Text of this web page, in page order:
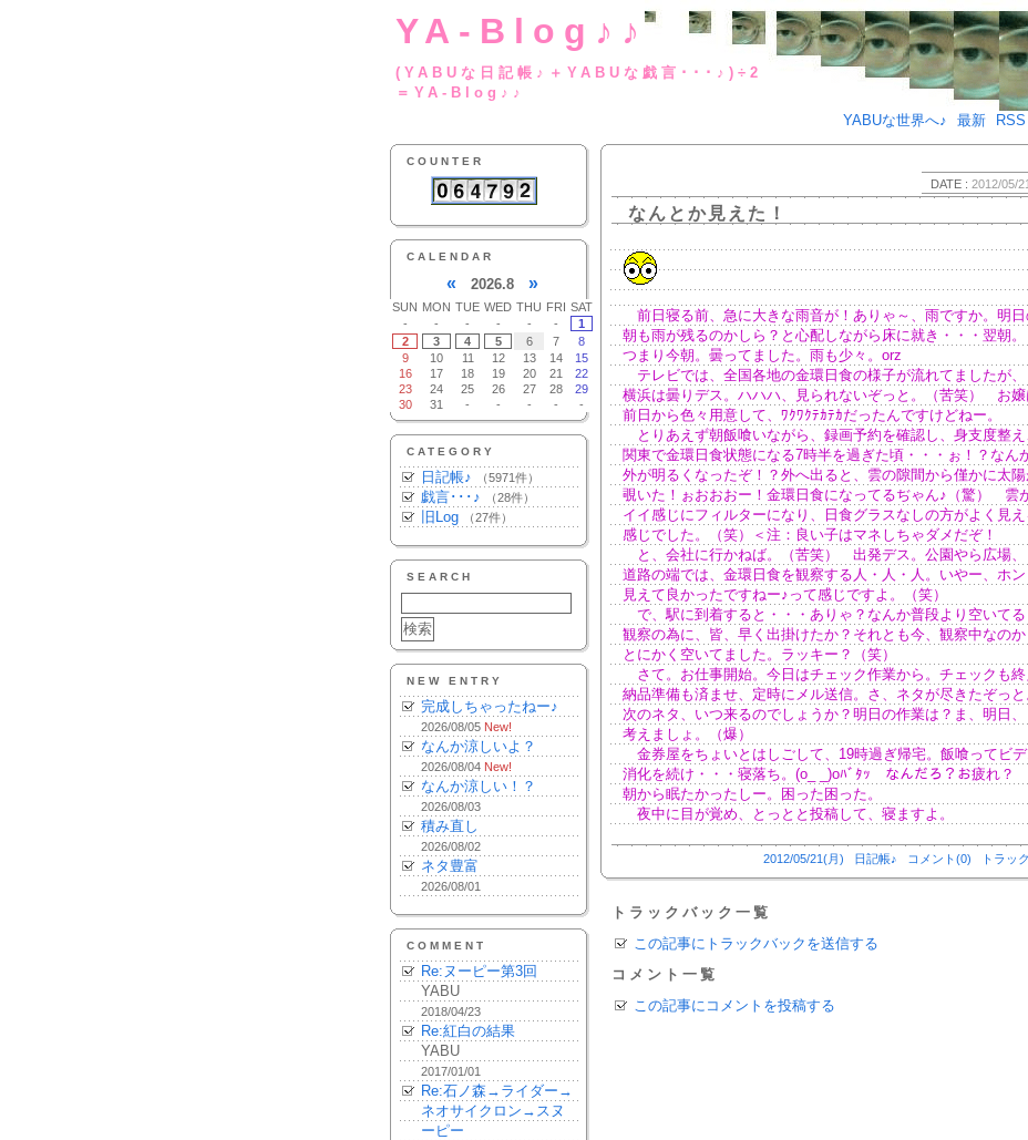
YA-Blog♪♪
(YABUな日記帳♪＋YABUな戯言･･･
＝YA-Blog♪♪
YABUな世界へ♪
最新 RSS
COUNTER
CALENDAR
« 2026.8 »
SUN MON TUE WED THU FRI SAT
-
- - - - -
1
2
3 4 5 6 7
8
9
10 11 12 13 14
15
16
17 18 19 20 21
22
23
24 25 26 27 28
29
30
31 - - - - -
CATEGORY
日記帳♪ （5971件）
戯言･･･♪ （28件）
旧Log （27件）
SEARCH
NEW ENTRY
完成しちゃったねー♪
2026/08/05 New!
なんか涼しいよ？
2026/08/04 New!
なんか涼しい！？
2026/08/03
積み直し
2026/08/02
ネタ豊富
2026/08/01
COMMENT
Re:ヌーピー第3回
YABU
2018/04/23
Re:紅白の結果
YABU
2017/01/01
Re:石ノ森→ライダー→
ネオサイクロン→スヌ
ーピー
DATE : 2012/05/
なんとか見えた！
前日寝る前、急に大きな雨音が！ありゃ～、雨ですか。明
朝も雨が残るのかしら？と心配しながら床に就き・・・翌朝。
つまり今朝。曇ってました。雨も少々。orz
テレビでは、全国各地の金環日食の様子が流れてましたが、
横浜は曇りデス。ハハハ、見られないぞっと。（苦笑） お嬢
前日から色々用意して、ﾜｸﾜｸﾃｶﾃｶだったんですけどねー。
とりあえず朝飯喰いながら、録画予約を確認し、身支度整え
関東で金環日食状態になる7時半を過ぎた頃・・・ぉ！？なん
外が明るくなったぞ！？外へ出ると、雲の隙間から僅かに太
覗いた！ぉおおおー！金環日食になってるぢゃん♪（驚） 雲
イイ感じにフィルターになり、日食グラスなしの方がよく見え
感じでした。（笑）＜注：良い子はマネしちゃダメだぞ！
と、会社に行かねば。（苦笑） 出発デス。公園やら広場、
道路の端では、金環日食を観察する人・人・人。いやー、ホン
見えて良かったですねー♪って感じですよ。（笑）
で、駅に到着すると・・・ありゃ？なんか普段より空いてる
観察の為に、皆、早く出掛けたか？それとも今、観察中なのか
とにかく空いてました。ラッキー？（笑）
さて。お仕事開始。今日はチェック作業から。チェックも終
納品準備も済ませ、定時にメル送信。さ、ネタが尽きたぞっと
次のネタ、いつ来るのでしょうか？明日の作業は？ま、明日、
考えましょ。（爆）
金券屋をちょいとはしごして、19時過ぎ帰宅。飯喰ってビ
消化を続け・・・寝落ち。(o_ _)oﾊﾞﾀｯ なんだろ？お疲れ？
朝から眠たかったしー。困った困った。
夜中に目が覚め、とっとと投稿して、寝ますよ。
2012/05/21(月) 日記帳♪ コメント(0) トラッ
トラックバック一覧
この記事にトラックバックを送信する
コメント一覧
この記事にコメントを投稿する